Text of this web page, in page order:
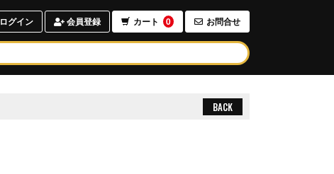
ログイン 会員登録 カート 0 お問合せ
BACK